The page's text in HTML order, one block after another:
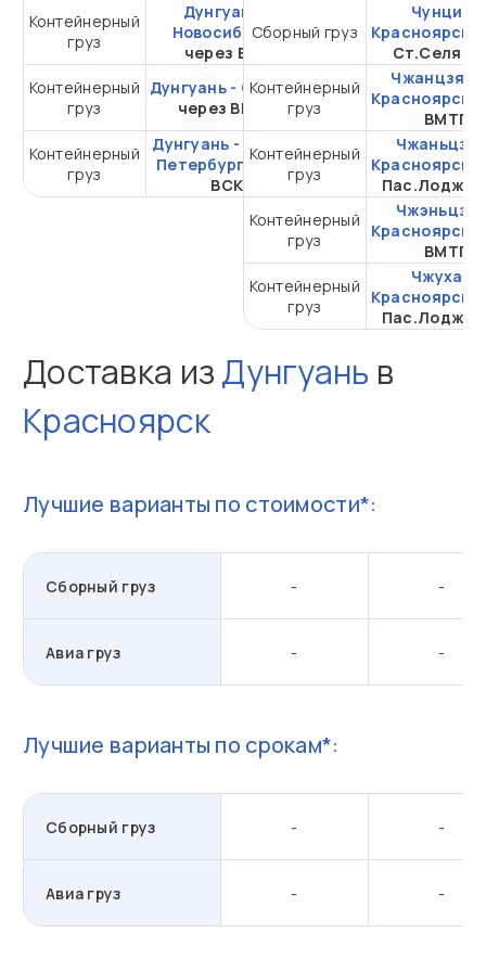
Контейнерный
груз
Дунгуань -
Новосибирск
через ВСК
от 274 100 ₽ за 20DC
Контейнерный
груз
Дунгуань - Самара
через ВМТП
от 382 097,50 ₽ за
20DC
Контейнерный
груз
Дунгуань - Санкт-
Петербург через
ВСК
от 320 700 ₽ за
20DC
Сборный груз
Чунцин -
Красноярск
Контейнерный
груз
Красноярск
ВМТП
Контейнерный
груз
Красноярск
Контейнерный
груз
Красноярск
ВМТП
Контейнерный
груз
Чжухай -
Красноярск
Доставка изДунгуань в
Красноярск
Лучшие варианты по стоимости*:
Сборный груз - -
Авиа груз - -
Лучшие варианты по срокам*:
Сборный груз - -
Авиа груз - -